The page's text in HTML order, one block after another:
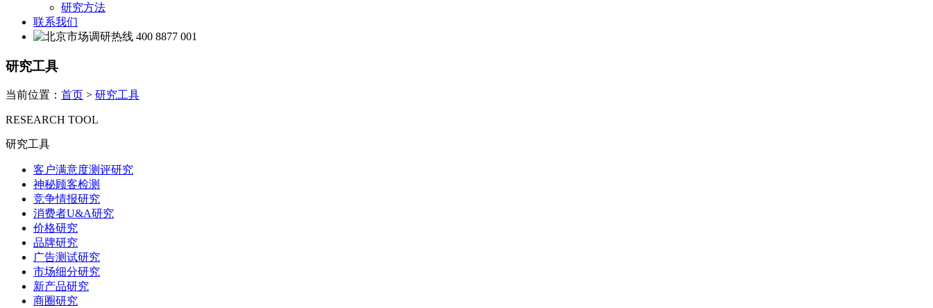
研究方法
联系我们
400 8877 001
研究工具
当前位置： 首页 > 研究工具
RESEARCH TOOL
研究工具
客户满意度测评研究
神秘顾客检测
竞争情报研究
消费者U&A研究
价格研究
品牌研究
广告测试研究
市场细分研究
新产品研究
商圈研究